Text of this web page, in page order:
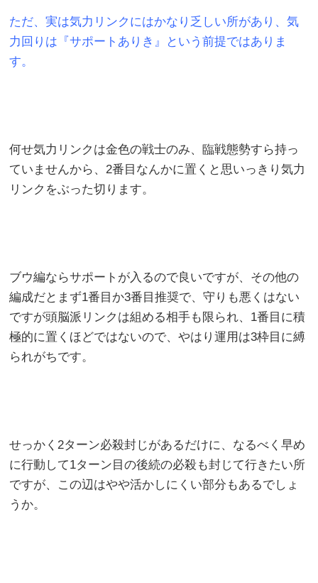
ただ、実は気力リンクにはかなり乏しい所があり、気
力回りは『サポートありき』という前提ではありま
す。
何せ気力リンクは金色の戦士のみ、臨戦態勢すら持っ
ていませんから、2番目なんかに置くと思いっきり気力
リンクをぶった切ります。
ブウ編ならサポートが入るので良いですが、その他の
編成だとまず1番目か3番目推奨で、守りも悪くはない
ですが頭脳派リンクは組める相手も限られ、1番目に積
極的に置くほどではないので、やはり運用は3枠目に縛
られがちです。
せっかく2ターン必殺封じがあるだけに、なるべく早め
に行動して1ターン目の後続の必殺も封じて行きたい所
ですが、この辺はやや活かしにくい部分もあるでしょ
うか。